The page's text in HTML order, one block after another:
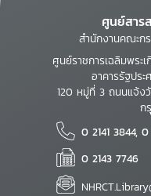
ศูนย์สาร
สำนักงานคณะก
ศูนย์ราชการเฉลิมพร
อาคารรัฐปร
120 หมู่ที่ 3 ถนนแจ้ง
ก
0 2141 3844, 0
0 2143 7746